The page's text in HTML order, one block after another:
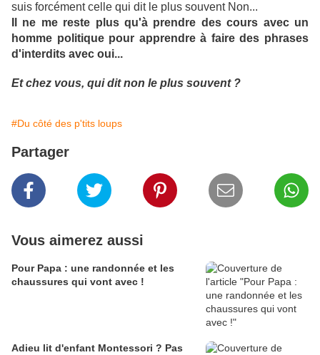
suis forcément celle qui dit le plus souvent Non...
Il ne me reste plus qu'à prendre des cours avec un
homme politique pour apprendre à faire des phrases
d'interdits avec oui...
Et chez vous, qui dit non le plus souvent ?
#Du côté des p'tits loups
Partager
Vous aimerez aussi
Pour Papa : une randonnée et les
chaussures qui vont avec !
Adieu lit d'enfant Montessori ? Pas